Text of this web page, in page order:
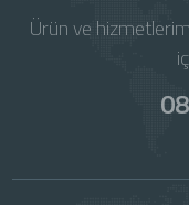
Ürün ve